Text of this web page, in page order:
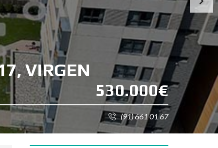
VIRGEN
530.000€
(91) 661 01 67